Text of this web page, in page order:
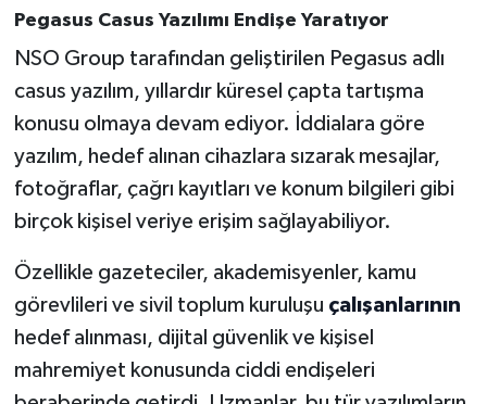
Pegasus Casus Yazılımı Endişe Yaratıyor
NSO Group tarafından geliştirilen Pegasus adlı
casus yazılım, yıllardır küresel çapta tartışma
konusu olmaya devam ediyor. İddialara göre
yazılım, hedef alınan cihazlara sızarak mesajlar,
fotoğraflar, çağrı kayıtları ve konum bilgileri gibi
birçok kişisel veriye erişim sağlayabiliyor.
Özellikle gazeteciler, akademisyenler, kamu
görevlileri ve sivil toplum kuruluşu çalışanlarının
hedef alınması, dijital güvenlik ve kişisel
mahremiyet konusunda ciddi endişeleri